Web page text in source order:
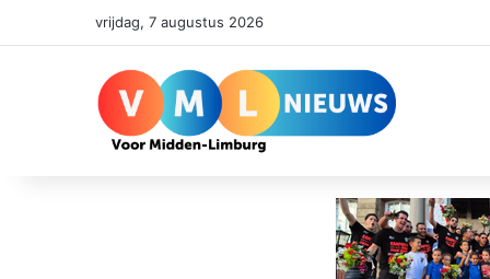
vrijdag, 7 augustus 2026